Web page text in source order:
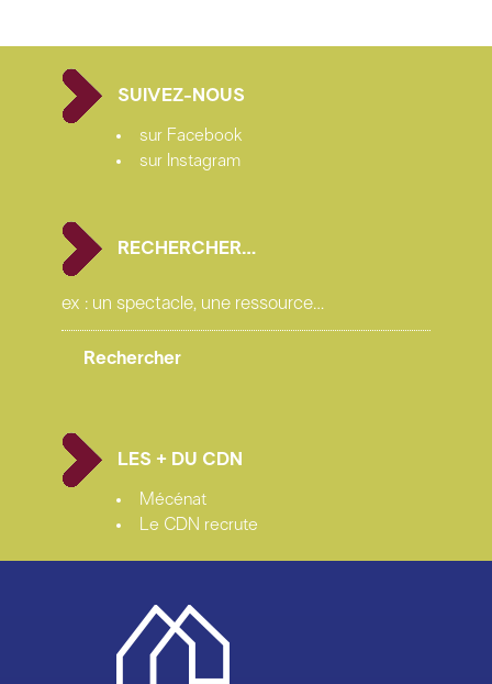
SUIVEZ-NOUS
sur Facebook
sur Instagram
RECHERCHER…
LES + DU CDN
Mécénat
Le CDN recrute